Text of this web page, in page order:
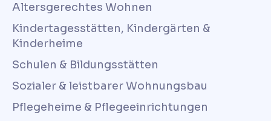
Altersgerechtes Wohnen
Kindertagesstätten, Kindergärten &
Kinderheime
Schulen & Bildungsstätten
Sozialer & leistbarer Wohnungsbau
Pflegeheime & Pflegeeinrichtungen